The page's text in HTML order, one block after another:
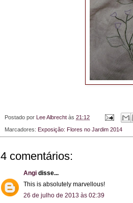
Postado por Lee Albrecht às 21:12
Marcadores: Exposição: Flores no Jardim 2014
4 comentários:
Angi disse...
This is absolutely marvellous!
26 de julho de 2013 às 02:39